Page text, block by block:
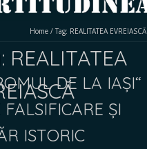
Home / Tag: REALITATEA EVREIASCĂ
REALITATEA
DE LA IAȘI“
ȘI
ISTORIC